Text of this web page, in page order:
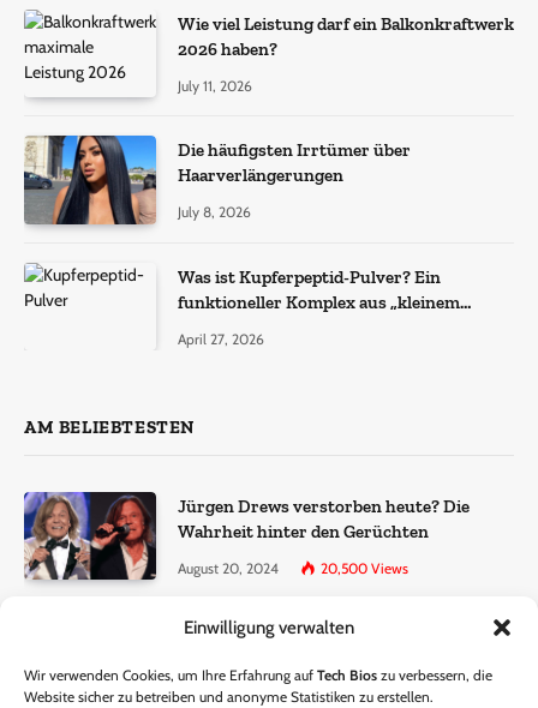
Einwilligung verwalten
Wir verwenden Cookies, um Ihre Erfahrung auf Tech Bios zu verbessern, die
Website sicher zu betreiben und anonyme Statistiken zu erstellen.
Wie viel Leistung darf ein Balkonkraftwerk
2026 haben?
July 11, 2026
Die häufigsten Irrtümer über
Haarverlängerungen
July 8, 2026
Was ist Kupferpeptid-Pulver? Ein
funktioneller Komplex aus „kleinem
April 27, 2026
AM BELIEBTESTEN
Jürgen Drews verstorben heute? Die
Wahrheit hinter den Gerüchten
August 20, 2024 20,500 Views
Ralf Dammasch Traueranzeige:
June 26, 2024 13,286Views